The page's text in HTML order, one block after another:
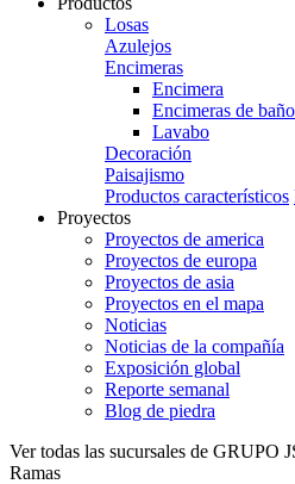
Losas
Azulejos
Encimeras
Encimera
Encimeras de baño
Lavabo
Decoración
Paisajismo
Productos característicos
Proyectos
Proyectos de america
Proyectos de europa
Proyectos de asia
Proyectos en el mapa
Noticias
Noticias de la compañía
Exposición global
Reporte semanal
Blog de piedra
Ver todas las sucursales de GRUPO
Ramas